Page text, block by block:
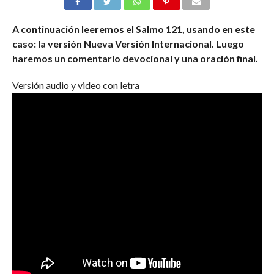
A continuación leeremos el Salmo 121, usando en este
caso: la versión Nueva Versión Internacional. Luego
haremos un comentario devocional y una oración final.
Versión audio y video con letra